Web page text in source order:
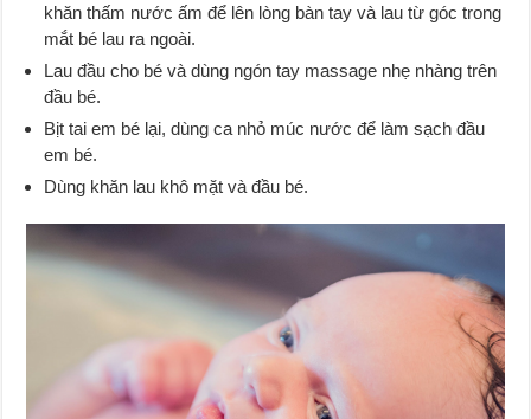
khăn thấm nước ấm để lên lòng bàn tay và lau từ góc trong
mắt bé lau ra ngoài.
Lau đầu cho bé và dùng ngón tay massage nhẹ nhàng trên
đầu bé.
Bịt tai em bé lại, dùng ca nhỏ múc nước để làm sạch đầu
em bé.
Dùng khăn lau khô mặt và đầu bé.